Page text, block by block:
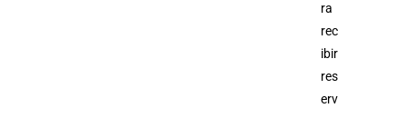
ra
rec
ibir
res
erv